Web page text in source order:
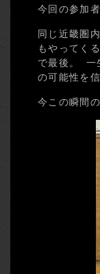
今回の参加
同じ近畿圏
もやってく
で最後。 一
の可能性を
今この瞬間